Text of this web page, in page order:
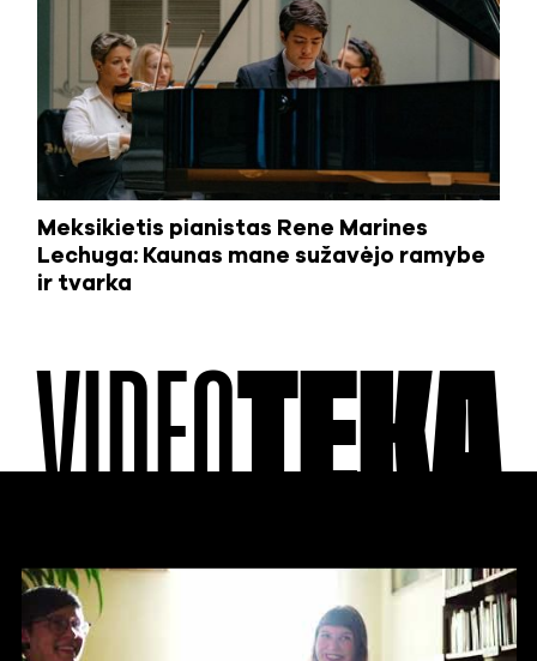
Meksikietis pianistas Rene Marines
Lechuga: Kaunas mane sužavėjo ramybe
ir tvarka
VIDEOTEKA